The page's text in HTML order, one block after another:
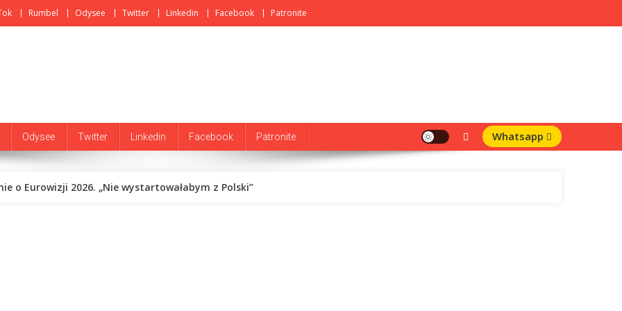
Rumbel Odysee Twitter Linkedin Facebook Patronite
Odysee Twitter Linkedin Facebook Patronite Whatsapp
o Eurowizji 2026. „Nie wystartowałabym z Polski”